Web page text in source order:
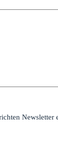
Newsletter